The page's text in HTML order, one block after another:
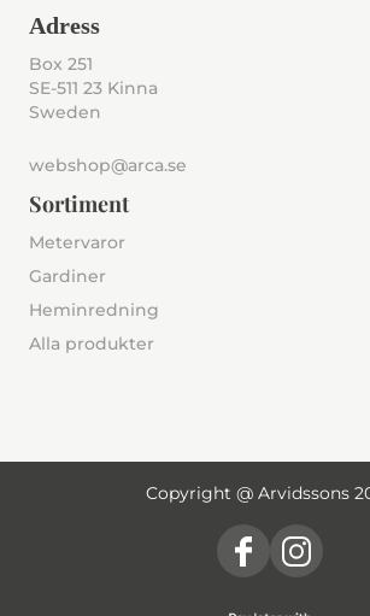
Adress
Box 251
SE-511 23 Kinna
Sweden
webshop@arca.se
Sortiment
Metervaror
Gardiner
Heminredning
Alla produkter
Copyright @ Arvidssons